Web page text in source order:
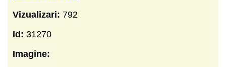
Vizualizari: 792
Id: 31270
Imagine: